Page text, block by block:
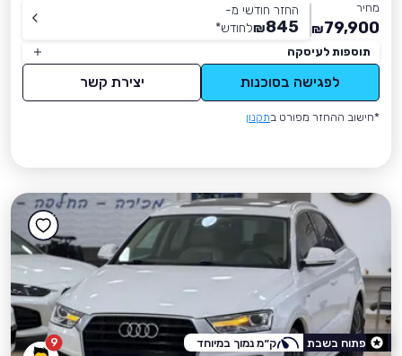
מחיר
79,900
₪
החזר חודשי מ-
845
₪לחודש*
תוספות לעיסקה
לפגישה בסוכנות יצירת קשר
*חישוב ההחזר מפורט בתקנון
9 פתוח בשבת ק״מ נמוך במיוחד